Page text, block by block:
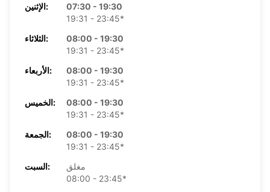
الإثنين:
07:30 - 19:30
19:31 - 23:45*
الثلاثاء:
08:00 - 19:30
19:31 - 23:45*
الأربعاء:
08:00 - 19:30
19:31 - 23:45*
الخميس:
08:00 - 19:30
19:31 - 23:45*
الجمعة:
08:00 - 19:30
19:31 - 23:45*
السبت:
مغلق
08:00 - 23:45*